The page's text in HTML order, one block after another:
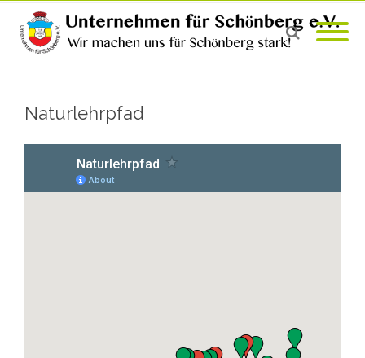
Naturlehrpfad